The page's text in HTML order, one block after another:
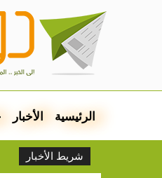
الرئيسية الأخبار
شريط الأخبار